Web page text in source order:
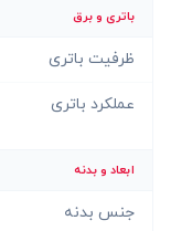
باتری و برق
ظرفیت باتری
عملکرد باتری
ابعاد و بدنه
جنس بدنه